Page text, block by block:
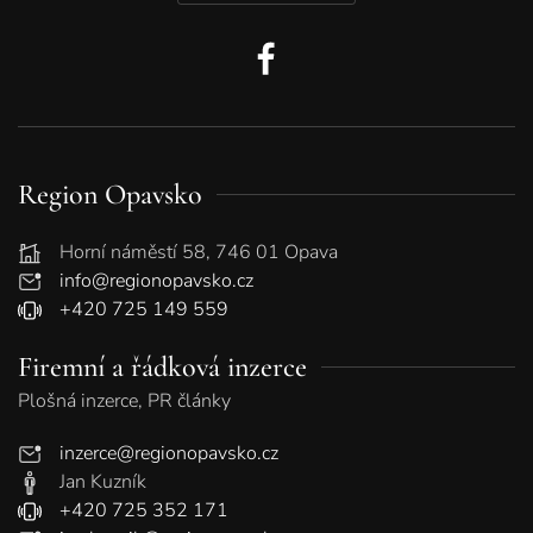
Region Opavsko
Horní náměstí 58, 746 01 Opava
info@regionopavsko.cz
+420 725 149 559
Firemní a řádková inzerce
Plošná inzerce, PR články
inzerce@regionopavsko.cz
Jan Kuzník
+420 725 352 171